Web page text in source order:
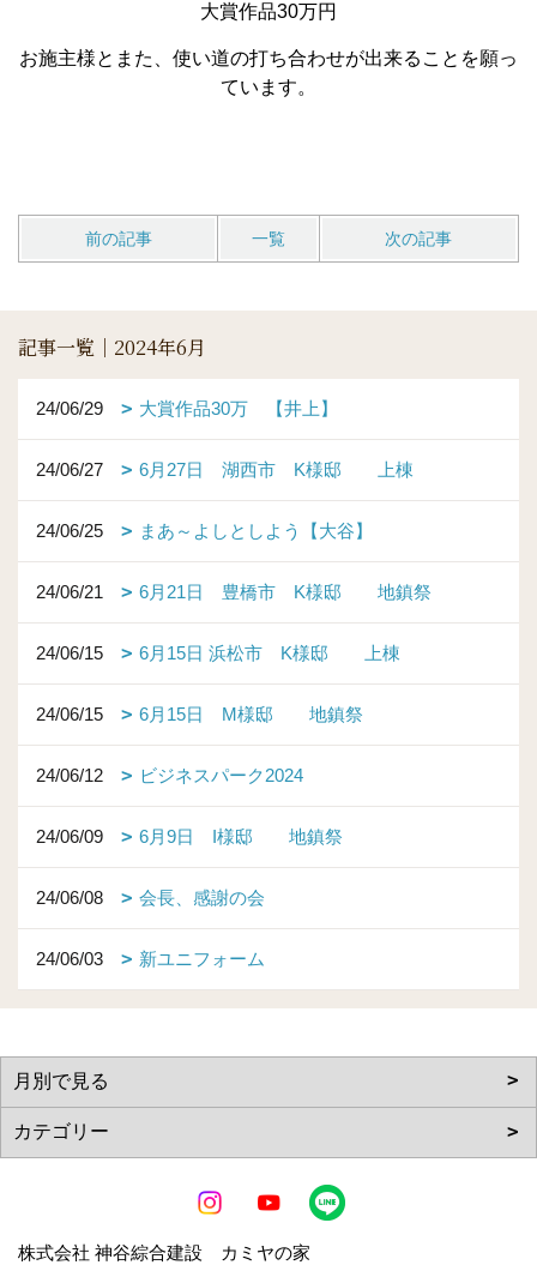
大賞作品30万円
お施主様とまた、使い道の打ち合わせが出来ることを願っ
ています。
前の記事 一覧 次の記事
記事一覧｜2024年6月
24/06/29 大賞作品30万 【井上】
24/06/27 6月27日 湖西市 K様邸 上棟
24/06/25 まあ～よしとしよう【大谷】
24/06/21 6月21日 豊橋市 K様邸 地鎮祭
24/06/15 6月15日 浜松市 K様邸 上棟
24/06/15 6月15日 M様邸 地鎮祭
24/06/12 ビジネスパーク2024
24/06/09 6月9日 I様邸 地鎮祭
24/06/08 会長、感謝の会
24/06/03 新ユニフォーム
株式会社 神谷綜合建設 カミヤの家